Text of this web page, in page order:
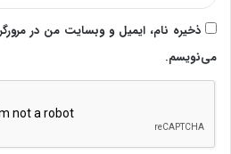
ذخیره نام، ایمیل و وبسایت من در
می‌نویسم.